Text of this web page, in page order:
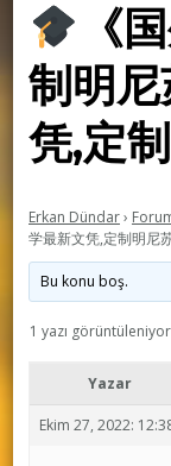
《
制明
凭,定
Erkan Dündar›
学最新文凭,定制明尼
Bu konu boş.
1 yazı
Yazar
Ekim 27, 2022: